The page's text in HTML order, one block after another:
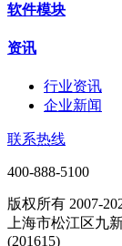
软件模块
资讯
行业资讯
企业新闻
联系热线
400-888-5100
版权所有 2007-
上海市松江区九
(201615)